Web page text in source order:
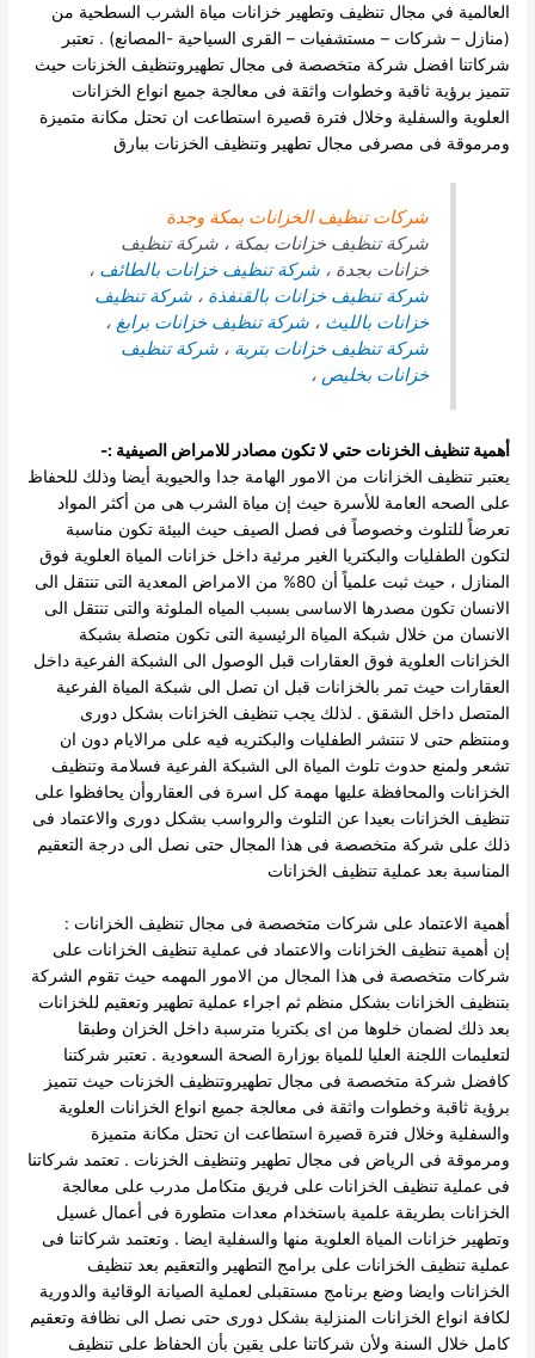
العالمية في مجال تنظيف وتطهير خزانات مياة الشرب السطحية من
(منازل – شركات – مستشفيات – القرى السياحية -المصانع) . تعتبر
شركاتنا افضل شركة متخصصة فى مجال تطهيروتنظيف الخزنات حيث
تتميز برؤية ثاقبة وخطوات واثقة فى معالجة جميع انواع الخزانات
العلوية والسفلية وخلال فترة قصيرة استطاعت ان تحتل مكانة متميزة
ومرموقة فى مصرفى مجال تطهير وتنظيف الخزنات ببارق
شركات تنظيف الخزانات بمكة وجدة
شركة تنظيف خزانات بمكة ، شركة تنظيف
خزانات بجدة ،شركة تنظيف خزانات بالطائف ،
شركة تنظيف خزانات بالقنفذة ،شركة تنظيف
خزانات بالليث ،شركة تنظيف خزانات برابغ ،
شركة تنظيف خزانات بتربة ،شركة تنظيف
خزانات بخليص ،
أهمية تنظيف الخزنات حتي لا تكون مصادر للامراض الصيفية :-
يعتبر تنظيف الخزانات من الامور الهامة جدا والحيوية أيضا وذلك للحفاظ
على الصحه العامة للأسرة حيث إن مياة الشرب هى من أكثر المواد
تعرضاً للتلوث وخصوصاً فى فصل الصيف حيث البيئة تكون مناسبة
لتكون الطفليات والبكتريا الغير مرئية داخل خزانات المياة العلوية فوق
المنازل ، حيث
ثبت علمياً أن 80% من الامراض المعدية التى تنتقل الى
الانسان تكون مصدرها الاساسى بسبب المياه الملوثة والتى تنتقل الى
الانسان من خلال شبكة المياة الرئيسية التى تكون متصلة بشبكة
الخزانات العلوية فوق العقارات قبل الوصول الى الشبكة الفرعية داخل
العقارات حيث تمر بالخزانات قبل ان تصل الى شبكة المياة الفرعية
المتصل داخل الشقق . لذلك يجب تنظيف الخزانات بشكل دورى
ومنتظم حتى لا تنتشر الطفليات والبكتريه فيه على مرالايام دون ان
تشعر ولمنع حدوث تلوث المياة الى الشبكة الفرعية فسلامة وتنظيف
الخزانات والمحافظة عليها مهمة كل اسرة فى العقاروأن يحافظوا على
تنظيف الخزانات بعيدا عن التلوث والرواسب بشكل دورى والاعتماد فى
ذلك على شركة متخصصة فى هذا المجال حتى نصل الى درجة التعقيم
المناسبة بعد عملية تنظيف الخزانات
أهمية الاعتماد على شركات متخصصة فى مجال تنظيف الخزانات :
إن أهمية تنظيف الخزانات والاعتماد فى عملية تنظيف الخزانات على
شركات متخصصة فى هذا المجال من الامور المهمه حيث تقوم الشركة
بتنظيف الخزانات بشكل منظم ثم اجراء عملية تطهير وتعقيم للخزانات
بعد ذلك لضمان خلوها من اى بكتريا مترسبة داخل الخزان وطبقا
لتعليمات اللجنة العليا للمياة بوزارة الصحة السعودية . تعتبر شركتنا
كافضل شركة متخصصة فى مجال تطهيروتنظيف الخزنات حيث تتميز
برؤية ثاقبة وخطوات واثقة فى معالجة جميع انواع الخزانات العلوية
والسفلية وخلال فترة قصيرة استطاعت ان تحتل مكانة متميزة
ومرموقة فى الرياض فى مجال تطهير وتنظيف الخزنات . تعتمد شركاتنا
فى عملية تنظيف الخزانات على فريق متكامل مدرب على معالجة
الخزانات بطريقة علمية باستخدام معدات متطورة فى أعمال غسيل
وتطهير خزانات المياة العلوية منها والسفلية ايضا . وتعتمد شركاتنا فى
عملية تنظيف الخزانات على برامج التطهير والتعقيم بعد تنظيف
الخزانات وايضا وضع برنامج مستقبلى لعملية الصيانة الوقائية والدورية
لكافة انواع الخزانات المنزلية بشكل دورى حتى نصل الى نظافة وتعقيم
كامل خلال السنة ولأن شركاتنا على يقين بأن الحفاظ على تنظيف